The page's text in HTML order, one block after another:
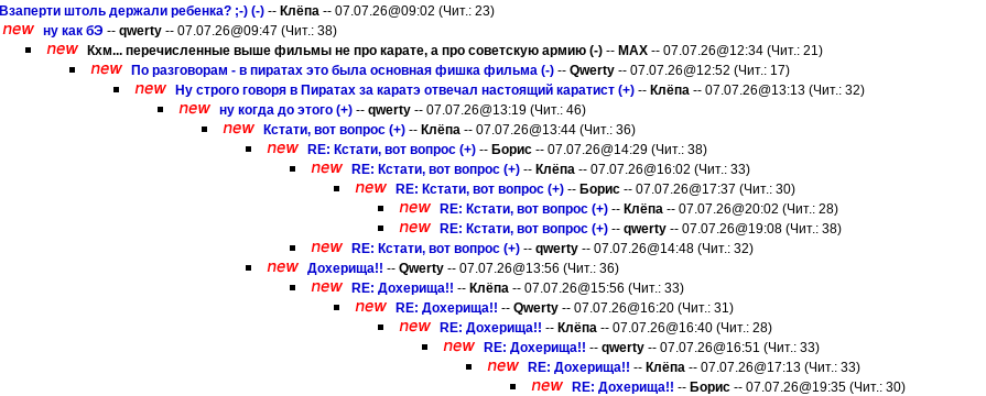
Взаперти штоль держали ребенка? ;-) (-) -- Клёпа -- 07.07.26@09:02 (Чит.: 23)
ну как бЭ -- qwerty -- 07.07.26@09:47 (Чит.: 38)
Кхм... перечисленные выше фильмы не про карате, а про советскую армию (-) -- MAX -- 07.07.26@12:34 (Чит.: 21)
По разговорам - в пиратах это была основная фишка фильма (-) -- Qwerty -- 07.07.26@12:52 (Чит.: 17)
Ну строго говоря в Пиратах за каратэ отвечал настоящий каратист (+) -- Клёпа -- 07.07.26@13:13 (Чит.: 32)
ну когда до этого (+) -- qwerty -- 07.07.26@13:19 (Чит.: 46)
Кстати, вот вопрос (+) -- Клёпа -- 07.07.26@13:44 (Чит.: 36)
RE: Кстати, вот вопрос (+) -- Борис -- 07.07.26@14:29 (Чит.: 38)
RE: Кстати, вот вопрос (+) -- Клёпа -- 07.07.26@16:02 (Чит.: 33)
RE: Кстати, вот вопрос (+) -- Борис -- 07.07.26@17:37 (Чит.: 30)
RE: Кстати, вот вопрос (+) -- Клёпа -- 07.07.26@20:02 (Чит.: 28)
RE: Кстати, вот вопрос (+) -- qwerty -- 07.07.26@19:08 (Чит.: 38)
RE: Кстати, вот вопрос (+) -- qwerty -- 07.07.26@14:48 (Чит.: 32)
Дохерища!! -- Qwerty -- 07.07.26@13:56 (Чит.: 36)
RE: Дохерища!! -- Клёпа -- 07.07.26@15:56 (Чит.: 33)
RE: Дохерища!! -- Qwerty -- 07.07.26@16:20 (Чит.: 31)
RE: Дохерища!! -- Клёпа -- 07.07.26@16:40 (Чит.: 28)
RE: Дохерища!! -- qwerty -- 07.07.26@16:51 (Чит.: 33)
RE: Дохерища!! -- Клёпа -- 07.07.26@17:13 (Чит.: 33)
RE: Дохерища!! -- Борис -- 07.07.26@19:35 (Чит.: 30)